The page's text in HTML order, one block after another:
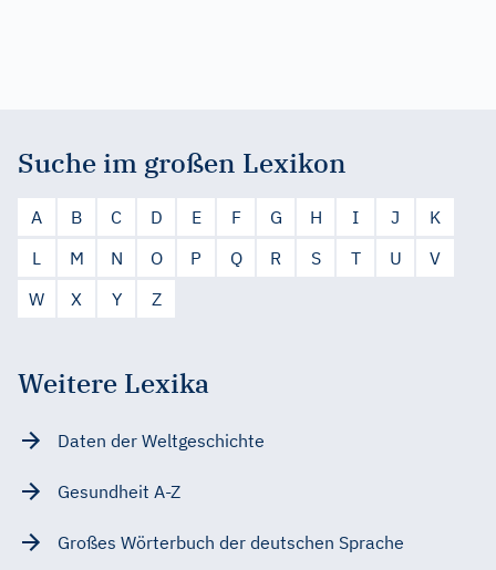
Suche im großen Lexikon
A B C D E F G H I J
K
L
M N O P Q R S T U
V
W
X Y Z
Weitere Lexika
Daten der Weltgeschichte
Gesundheit A-Z
Großes Wörterbuch der deutschen Sprache